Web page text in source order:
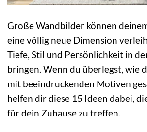
Große Wandbilder können
eine völlig neue Dimension
Tiefe, Stil und Persönlichkeit in
bringen. Wenn du überlegst, wie
mit beeindruckenden Motiven
helfen dir diese 15 Ideen dabei,
für dein Zuhause zu treffen.